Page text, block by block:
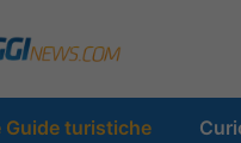
Guide turistiche